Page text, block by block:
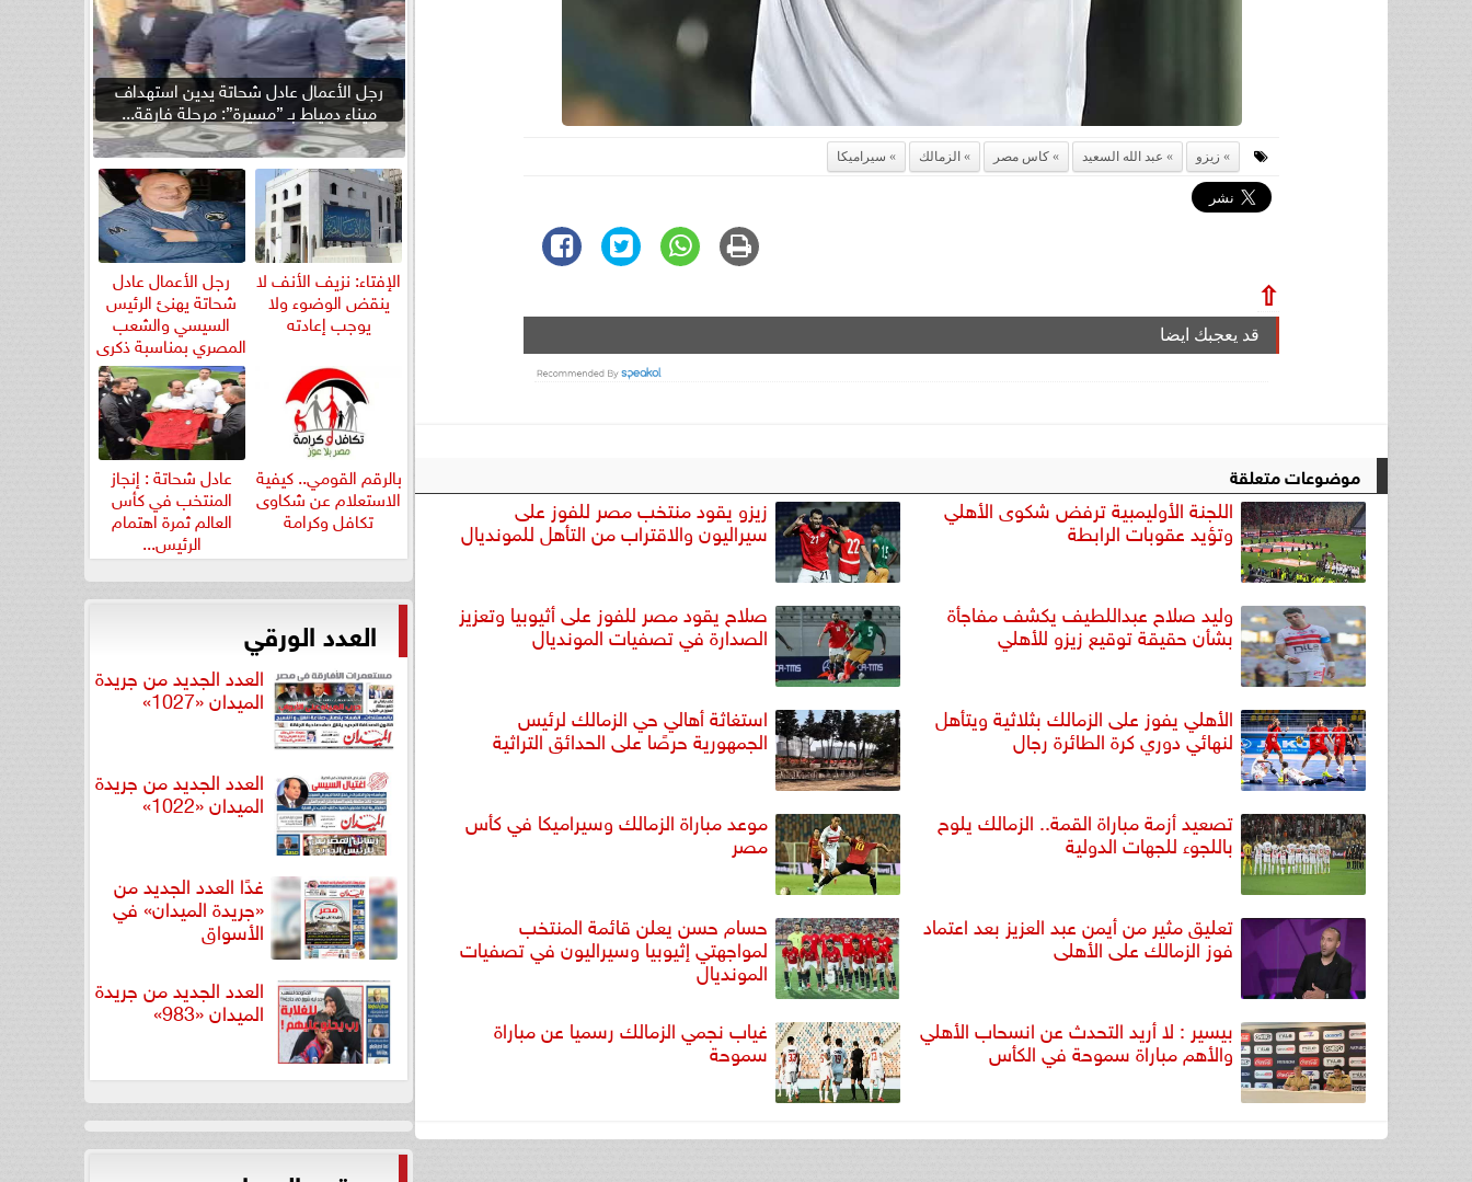
زيزو عبد الله السعيد كاس مصر الزمالك سيراميكا
⇧
قد يعجبك ايضا
موضوعات متعلقة
اللجنة الأوليمبية ترفض شكوى الأهلي
وتؤيد عقوبات الرابطة
زيزو يقود منتخب مصر للفوز على
سيراليون والاقتراب من التأهل للمونديال
وليد صلاح عبداللطيف يكشف مفاجأة
بشأن حقيقة توقيع زيزو للأهلي
صلاح يقود مصر للفوز على أثيوبيا وتعزيز
الصدارة في تصفيات المونديال
الأهلي يفوز على الزمالك بثلاثية ويتأهل
لنهائي دوري كرة الطائرة رجال
استغاثة أهالي حي الزمالك لرئيس
الجمهورية حرصًا على الحدائق التراثية
تصعيد أزمة مباراة القمة.. الزمالك يلوح
باللجوء للجهات الدولية
موعد مباراة الزمالك وسيراميكا في كأس
مصر
تعليق مثير من أيمن عبد العزيز بعد اعتماد
فوز الزمالك على الأهلى
حسام حسن يعلن قائمة المنتخب
لمواجهتي إثيوبيا وسيراليون في تصفيات
المونديال
بيسير : لا أريد التحدث عن انسحاب الأهلي
والأهم مباراة سموحة في الكأس
غياب نجمي الزمالك رسميا عن مباراة
سموحة
رجل الأعمال عادل شحاتة يدين استهداف
ميناء دمياط بـ ”مسيرة”: مرحلة فارقة...
الإفتاء: نزيف الأنف لا
ينقض الوضوء ولا
يوجب إعادته
رجل الأعمال عادل
شحاتة يهنئ الرئيس
السيسي والشعب
المصري بمناسبة ذكرى
ثورة...
بالرقم القومي.. كيفية
الاستعلام عن شكاوى
تكافل وكرامة
عادل شحاتة : إنجاز
المنتخب في كأس
العالم ثمرة اهتمام
الرئيس...
العدد الورقي
العدد الجديد من جريدة
الميدان «1027»
العدد الجديد من جريدة
الميدان «1022»
غدًا العدد الجديد من
«جريدة الميدان» في
الأسواق
العدد الجديد من جريدة
الميدان «983»